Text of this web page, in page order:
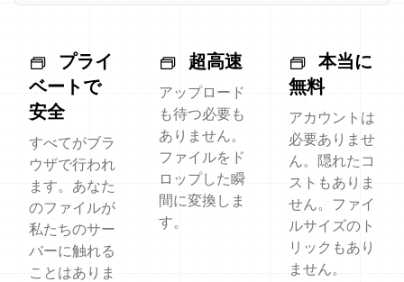
プライ
ベートで
安全
すべてがブラ
ウザで行われ
ます。あなた
のファイルが
私たちのサー
バーに触れる
ことはありま
超高速
アップロード
も待つ必要も
ありません。
ファイルをド
ロップした瞬
間に変換しま
す。
本当に
無料
アカウントは
必要ありませ
ん。隠れたコ
ストもありま
せん。ファイ
ルサイズのト
リックもあり
ません。